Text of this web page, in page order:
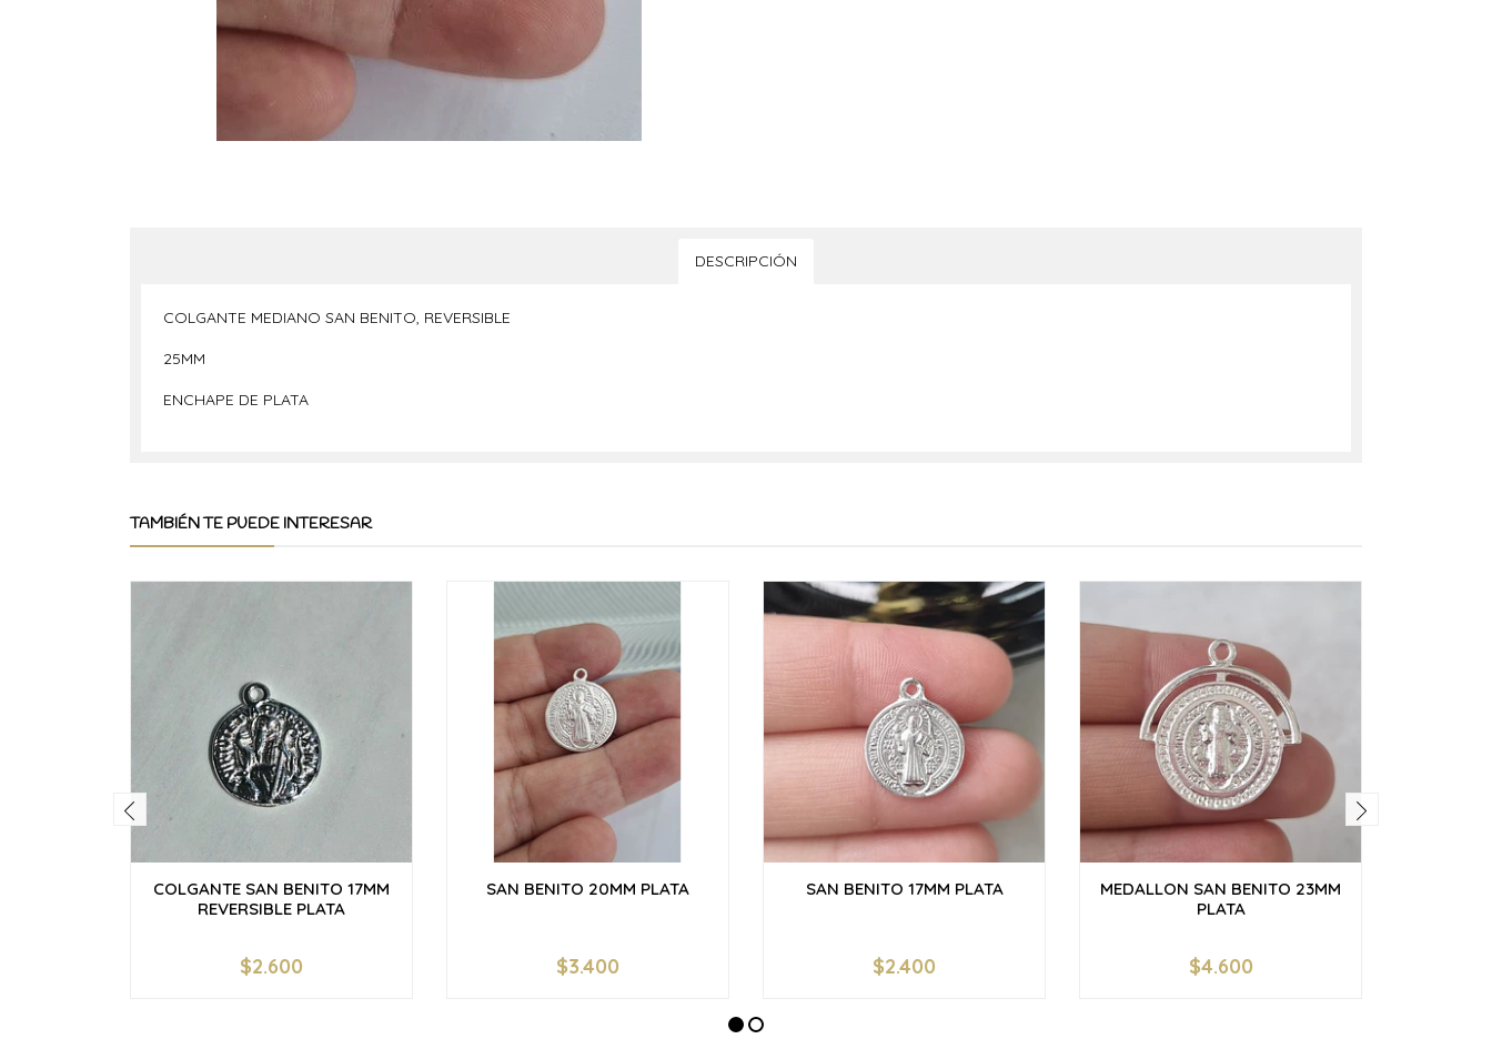
DESCRIPCIÓN
COLGANTE MEDIANO SAN BENITO, REVERSIBLE
25MM
ENCHAPE DE PLATA
TAMBIÉN TE PUEDE INTERESAR
COLGANTE SAN BENITO 17MM
REVERSIBLE PLATA
+
$2.600
SAN BENITO 20MM PLATA
+
$3.400
SAN BENITO 17MM PLATA
+
$2.400
MEDALLON SAN BENITO 23MM
PLATA
+
$4.600